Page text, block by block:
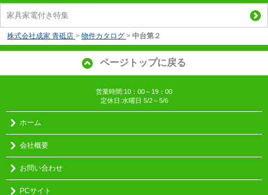
家具家電付き特集
株式会社成家 青砥店 > 物件カタログ > 中台第２
ページトップに戻る
営業時間:10：00～19：00
定休日:水曜日 5/2～5/6
ホーム
会社概要
お問い合わせ
PCサイト